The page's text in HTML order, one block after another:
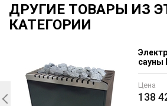
ДРУГИЕ ТОВАРЫ ИЗ
КАТЕГОРИИ
сауны
Цена
138